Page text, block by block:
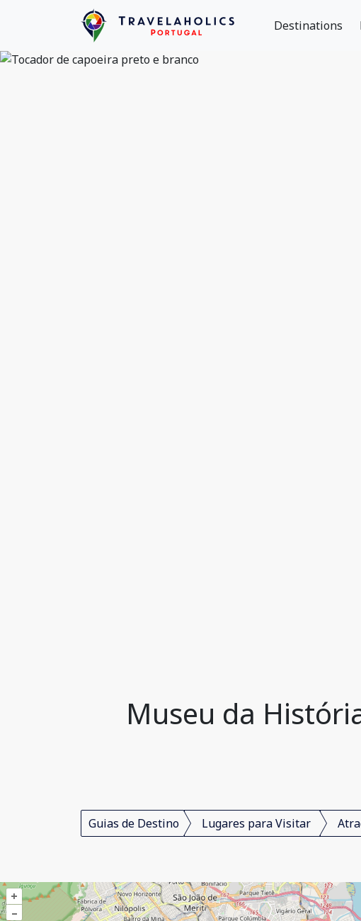
Destinations
Museu da
Guias de Destino Lugares para Visitar
+
–